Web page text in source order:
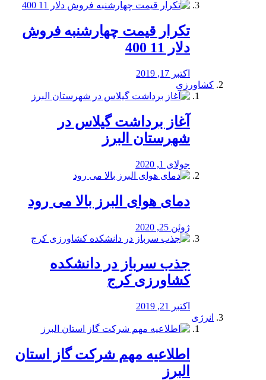
تکرار قیمت چهارشنبه فروش
دلار 11 400
اکتبر 17, 2019
کشاورزی
آغاز برداشت گیلاس در
شهرستان البرز
جولای 1, 2020
دمای هوای البرز بالا می رود
ژوئن 25, 2020
جذب سرباز در دانشکده
کشاورزی کرج
اکتبر 21, 2019
انرژی
️اطلاعیه مهم شرکت گاز استان
البرز